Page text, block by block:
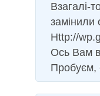
Взагалі-
замінили
Http://
Ось Вам
Пробуєм,